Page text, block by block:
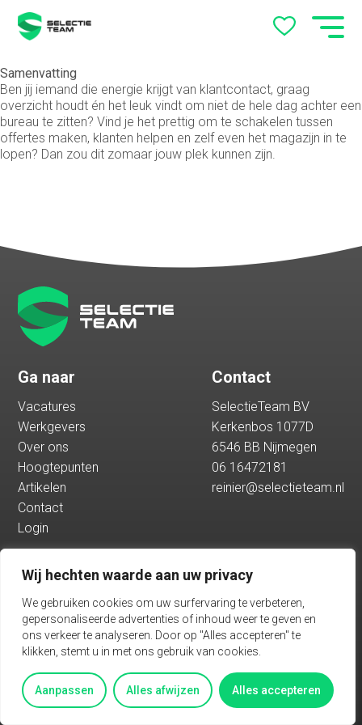
Wij hechten waarde aan uw privacy
We gebruiken cookies om uw surfervaring te verbeteren,
gepersonaliseerde advertenties of inhoud weer te geven en
ons verkeer te analyseren. Door op "Alles accepteren" te
klikken, stemt u in met ons gebruik van cookies.
Aanpassen Alles afwijzen Alles accepteren
met SelectieTeam
Werkgevers
Over ons
Hoogtepunten
Artikelen
Contact
Login
Vacatures
Samenvatting
Ben jij iemand die energie krijgt van klantcontact, graag
overzicht houdt én het leuk vindt om niet de hele dag achter een
bureau te zitten? Vind je het prettig om te schakelen tussen
offertes maken, klanten helpen en zelf even het magazijn in te
lopen? Dan zou dit zomaar jouw plek kunnen zijn.
Ga naar
Vacatures
Werkgevers
Over ons
Hoogtepunten
Artikelen
Contact
Login
Contact
SelectieTeam BV
Kerkenbos 1077D
6546 BB Nijmegen
06 16472181
reinier@selectieteam.nl
Algemene voorwaarden
Privacy